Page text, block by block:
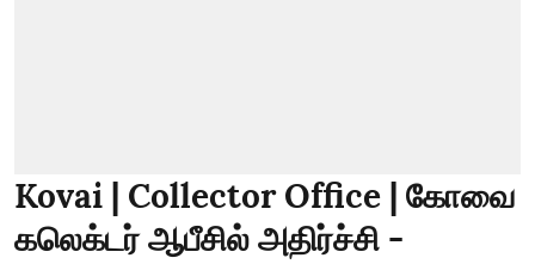
Kovai | Collector Office | கோவை
கலெக்டர் ஆபீசில் அதிர்ச்சி -